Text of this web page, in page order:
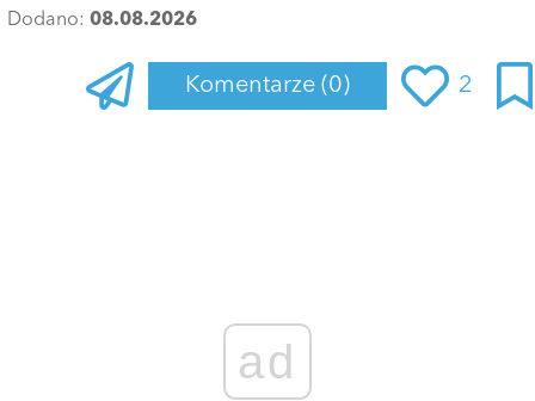
Dodano: 08.08.2026
Komentarze (0) 2
ad